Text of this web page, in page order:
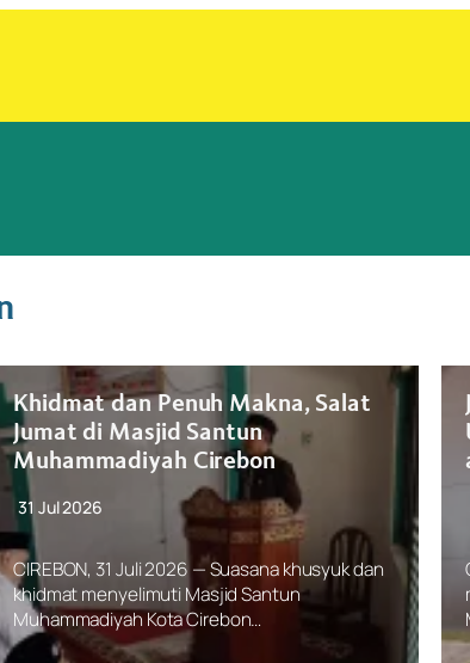
Khidmat dan Penuh Makna, Salat
Jumat di Masjid Santun
Muhammadiyah Cirebon
31 Jul 2026
CIREBON, 31 Juli 2026 — Suasana khusyuk dan
khidmat menyelimuti Masjid Santun
Muhammadiyah Kota Cirebon…